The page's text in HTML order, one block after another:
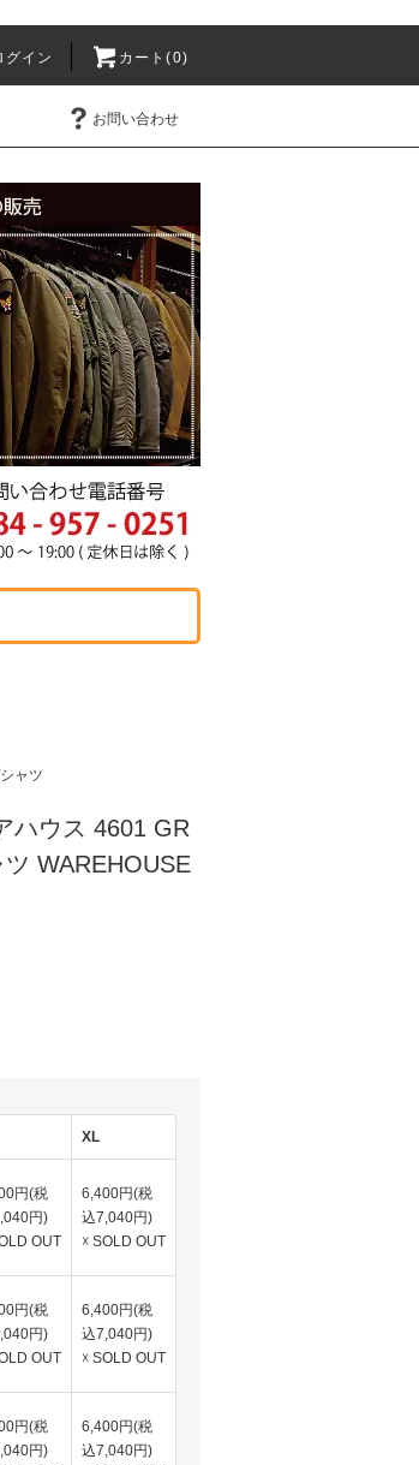
グイン カート(0)
お問い合わせ
ャツ
ハウス 4601 GR
WAREHOUSE
XL
円(税
円)
OUT
6,400円(税
込7,040円)
☓ SOLD OUT
円(税
円)
OUT
6,400円(税
込7,040円)
☓ SOLD OUT
円(税
円)
6,400円(税
込7,040円)